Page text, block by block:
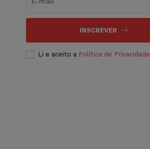
INSCREVER
Li e aceito a Política de Privacidade